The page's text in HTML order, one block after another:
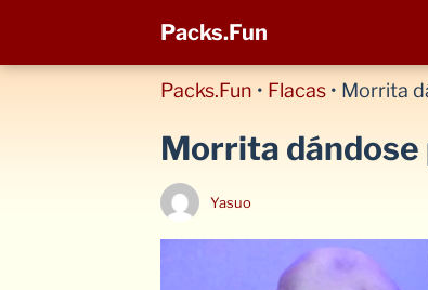
Packs.Fun
Packs.Fun • Flacas • Morrita
Morrita dándose
Yasuo